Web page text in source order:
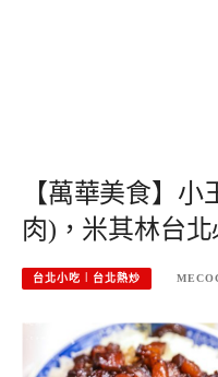
【萬華美食】
肉)，米其林台
台北小吃︱台北熱炒